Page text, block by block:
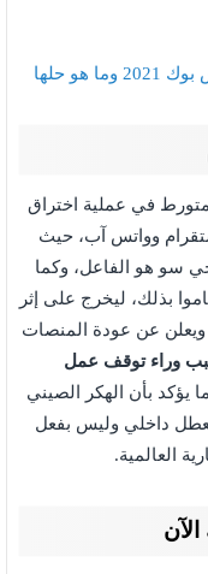
حلها
في عملية اختراق
وواتس آب، حيث
سو هو الفاعل، وكما
بذلك، ليخرج على إثر
عن عودة المنصات
وراء توقف عمل
يؤكد بأن الهكر الصيني
داخلي وليس بفعل
العالمية.